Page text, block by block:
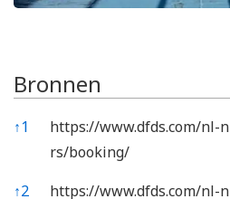
Bronnen
Bronnen
↑1
https://www.dfds.com/nl-
rs/booking/
↑2
https://www.dfds.com/nl-